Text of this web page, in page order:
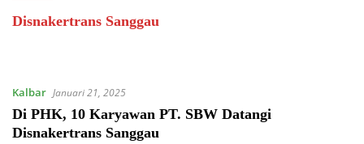
Disnakertrans Sanggau
Kalbar Januari 21, 2025
Di PHK, 10 Karyawan PT. SBW Datangi
Disnakertrans Sanggau